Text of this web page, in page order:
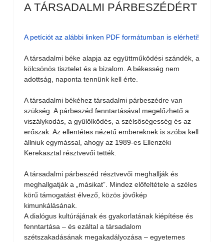
A TÁRSADALMI PÁRBESZÉDÉRT
A petíciót az alábbi linken PDF formátumban is elérheti!
A társadalmi béke alapja az együttműködési szándék, a
kölcsönös tisztelet és a bizalom. A békesség nem
adottság, naponta tennünk kell érte.
A társadalmi békéhez társadalmi párbeszédre van
szükség. A párbeszéd fenntartásával megelőzhető a
viszálykodás, a gyűlölködés, a szélsőségesség és az
erőszak. Az ellentétes nézetű embereknek is szóba kell
állniuk egymással, ahogy az 1989-es Ellenzéki
Kerekasztal résztvevői tették.
A társadalmi párbeszéd résztvevői meghallják és
meghallgatják a „másikat”. Mindez előfeltétele a széles
körű támogatást élvező, közös jövőkép
kimunkálásának.
A dialógus kultúrájának és gyakorlatának kiépítése és
fenntartása – és ezáltal a társadalom
szétszakadásának megakadályozása – egyetemes